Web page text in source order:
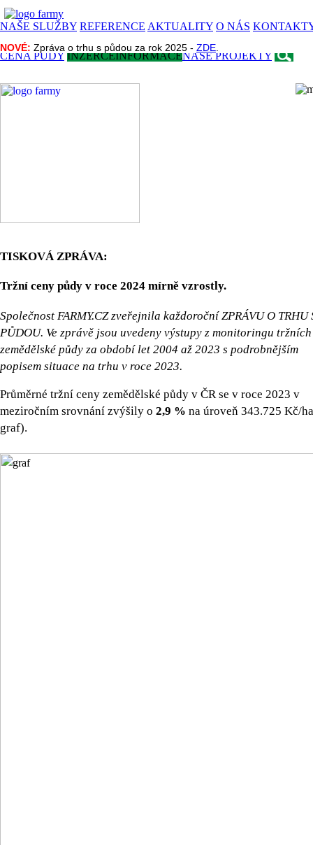
NAŠE SLUŽBY REFERENCE AKTUALITY O NÁS
NOVÉ: Zpráva o trhu s půdou za rok 2025 - ZDE
CENA PŮDY INZERCEINFORMACENAŠE PROJEKTY
NOVÉ: Zpráva o trhu s půdou za rok 2025 - ZDE
TISKOVÁ ZPRÁVA:
Tržní ceny půdy v roce 2024 mírně vzrostly.
Společnost FARMY.CZ zveřejnila každoroční ZPRÁVU O TRHU
PŮDOU. Ve zprávě jsou uvedeny výstupy z monitoringu
zemědělské půdy za období let 2004 až 2023 s podrobnějším
popisem situace na trhu v roce 2023.
Průměrné tržní ceny zemědělské půdy v ČR se v roce 2023 v
meziročním srovnání zvýšily o 2,9 % na úroveň 343.725 Kč/
graf).